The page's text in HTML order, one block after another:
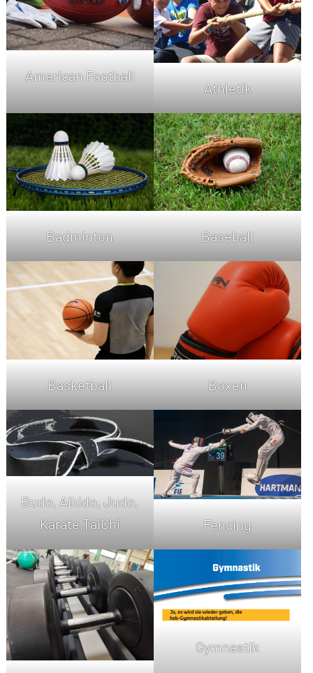
American Football
Athletik
Badminton Baseball
Basketball Boxen
Budo, Aikido, Judo,
Karate,TaiChi
Fencing
Gymnastik